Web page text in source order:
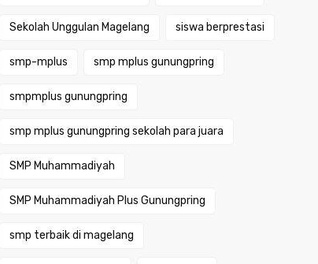
Sekolah Unggulan Magelang siswa berprestasi
smp-mplus smp mplus gunungpring
smpmplus gunungpring
smp mplus gunungpring sekolah para juara
SMP Muhammadiyah
SMP Muhammadiyah Plus Gunungpring
smp terbaik di magelang